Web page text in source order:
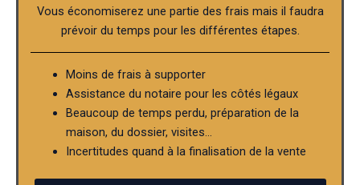
Vous économiserez une partie des frais mais il faudra
prévoir du temps pour les différentes étapes.
Moins de frais à supporter
Assistance du notaire pour les côtés légaux
Beaucoup de temps perdu, préparation de la
maison, du dossier, visites…
Incertitudes quand à la finalisation de la vente